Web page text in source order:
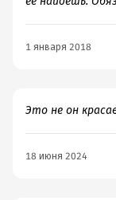
1 января 2018
Это не он
18 июня 2024